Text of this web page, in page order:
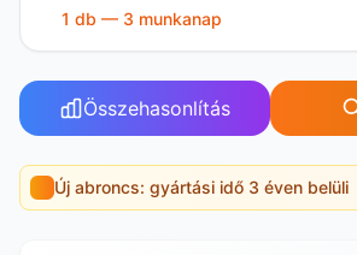
1 db — 3 munkanap
Összehasonlítás
Új abroncs: gyártási idő 3 éven belüli